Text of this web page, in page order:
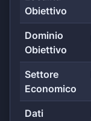
Obiettivo
Dominio
Obiettivo
Settore
Economico
Dati